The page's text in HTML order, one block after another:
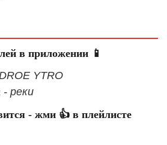
в приложении 📱
YTRO
- реки
- жми 👍 в плейлисте